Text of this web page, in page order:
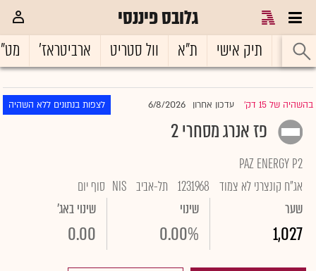
גלובס פיננסי
ראשי תיק אישי ת"א וול סטריט ארביטראז'
בהשהיה של 15 דק' |עדכון אחרון 6/8/2026 לצפות בנתונים ללא השהיה
פז אנרג מסחרי 2
PAZ ENERGY P2
אג"ח קונצרני לא צמוד 1231968 תל-אביב NIS סוף יום
שער
1,027
שינוי
0.00%
שינוי באג'
0.00